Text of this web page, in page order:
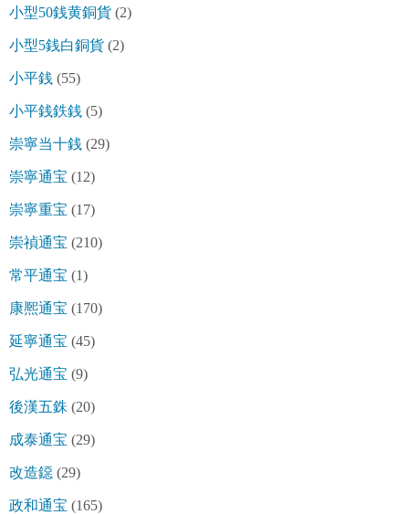
小型50銭黄銅貨 (2)
小型5銭白銅貨 (2)
小平銭 (55)
小平銭鉄銭 (5)
崇寧当十銭 (29)
崇寧通宝 (12)
崇寧重宝 (17)
崇禎通宝 (210)
常平通宝 (1)
康熈通宝 (170)
延寧通宝 (45)
弘光通宝 (9)
後漢五銖 (20)
成泰通宝 (29)
改造鐚 (29)
政和通宝 (165)